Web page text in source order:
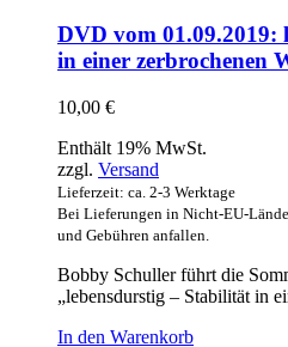
DVD vom 01.09.2019:
in einer zerbrochenen
10,00 €
Enthält 19% MwSt.
zzgl. Versand
Lieferzeit: ca. 2-3 Werktage
Bei Lieferungen in Nicht-EU-
und Gebühren anfallen.
Bobby Schuller führt die
„lebensdurstig – Stabilität in
In den Warenkorb